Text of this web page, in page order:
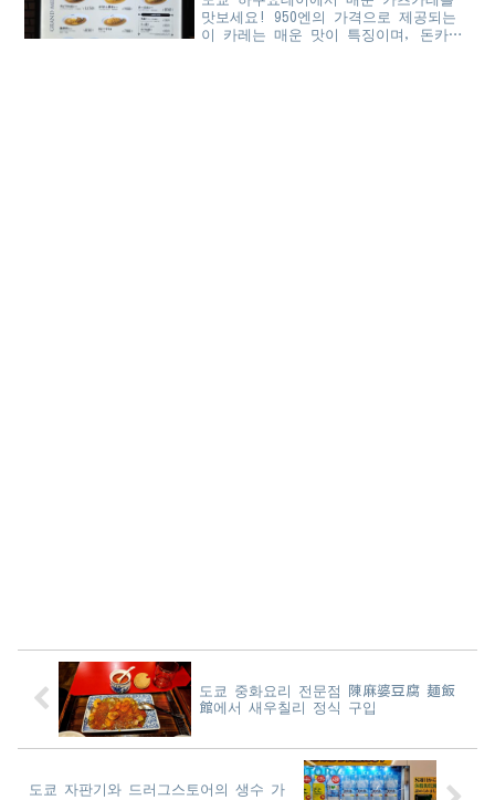
맛보세요! 950엔의 가격으로 제공되는
이 카레는 매운 맛이 특징이며, 돈카츠
도쿄 중화요리 전문점 陳麻婆豆腐 麺飯
館에서 새우칠리 정식 구입
도쿄 자판기와 드러그스토어의 생수 가